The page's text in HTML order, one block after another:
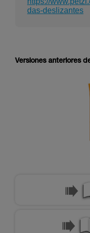
das-deslizantes
Versiones anteriores